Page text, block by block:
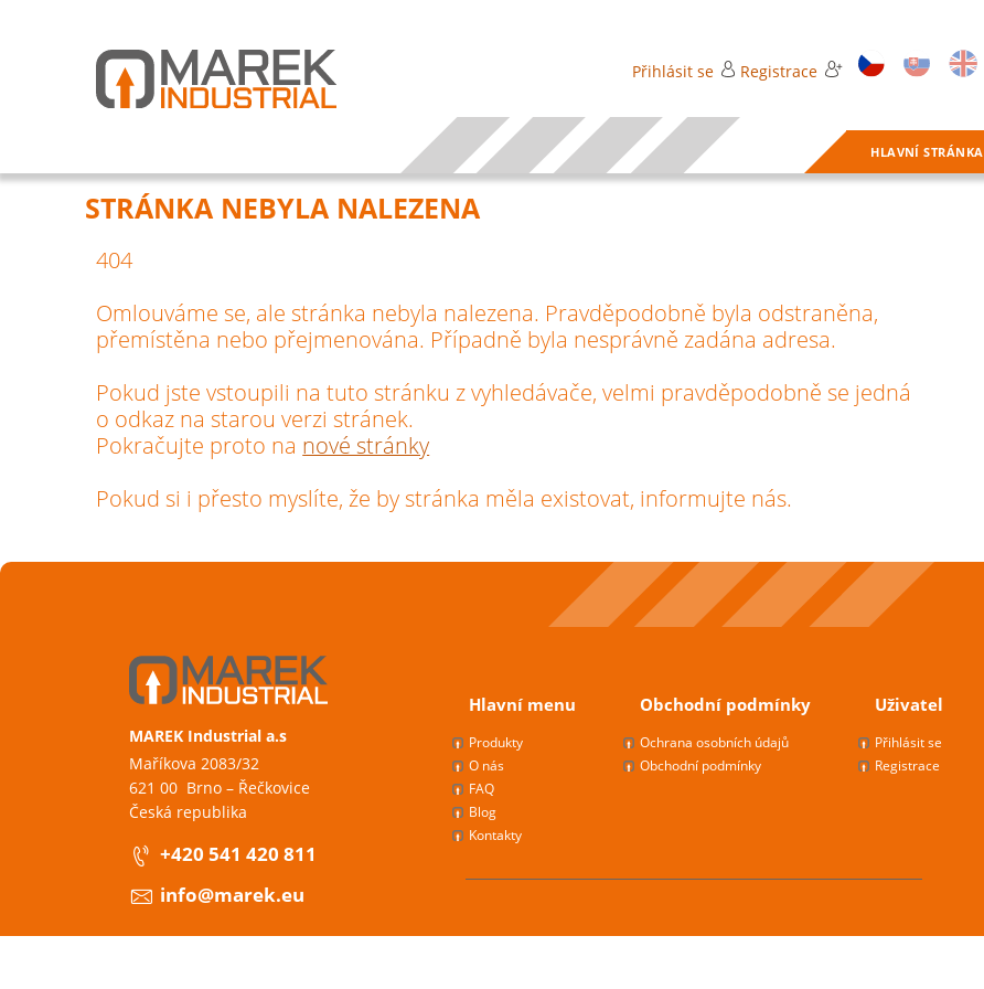
Přihlásit se Registrace
HLAVNÍ STRÁNKA
STRÁNKA NEBYLA NALEZENA
404
Omlouváme se, ale stránka nebyla nalezena. Pravděpodobně byla odstraněna,
přemístěna nebo přejmenována. Případně byla nesprávně zadána adresa.
Pokud jste vstoupili na tuto stránku z vyhledávače, velmi pravděpodobně se jedná
o odkaz na starou verzi stránek.
Pokračujte proto na nové stránky
Pokud si i přesto myslíte, že by stránka měla existovat, informujte nás.
MAREK Industrial a.s
Maříkova 2083/32
621 00 Brno – Řečkovice
Česká republika
+420 541 420 811
info@marek.eu
Hlavní menu
Produkty
O nás
FAQ
Blog
Kontakty
Obchodní podmínky
Ochrana osobních údajů
Obchodní podmínky
Uživatel
Přihlásit se
Registrace